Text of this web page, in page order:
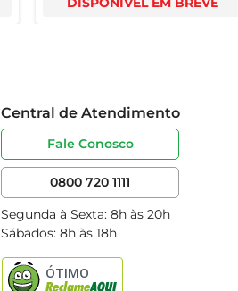
Central de Atendimento
Fale Conosco
0800 720 1111
Segunda à Sexta: 8h às 20h
Sábados: 8h às 18h